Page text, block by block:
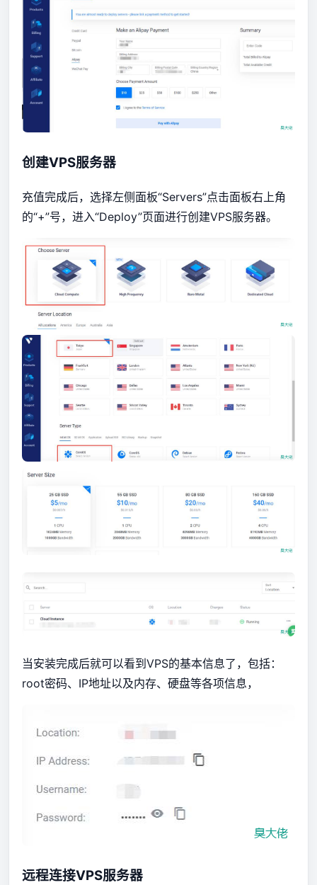
创建VPS服务器
充值完成后，选择左侧面板“Servers”点击面板右上角
的“+”号，进入“Deploy”页面进行创建VPS服务器。
当安装完成后就可以看到VPS的基本信息了，包括：
root密码、IP地址以及内存、硬盘等各项信息，
远程连接VPS服务器